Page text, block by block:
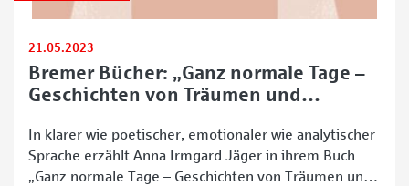
21.05.2023
Bremer Bücher: „Ganz normale Tage –
Geschichten von Träumen und
In klarer wie poetischer, emotionaler wie analytischer
Sprache erzählt Anna Irmgard Jäger in ihrem Buch
„Ganz normale Tage – Geschichten von Träumen und